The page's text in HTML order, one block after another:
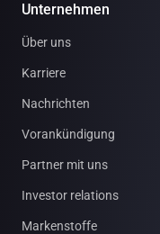
Unternehmen
Über uns
Karriere
Nachrichten
Vorankündigung
Partner mit uns
Investor relations
Markenstoffe